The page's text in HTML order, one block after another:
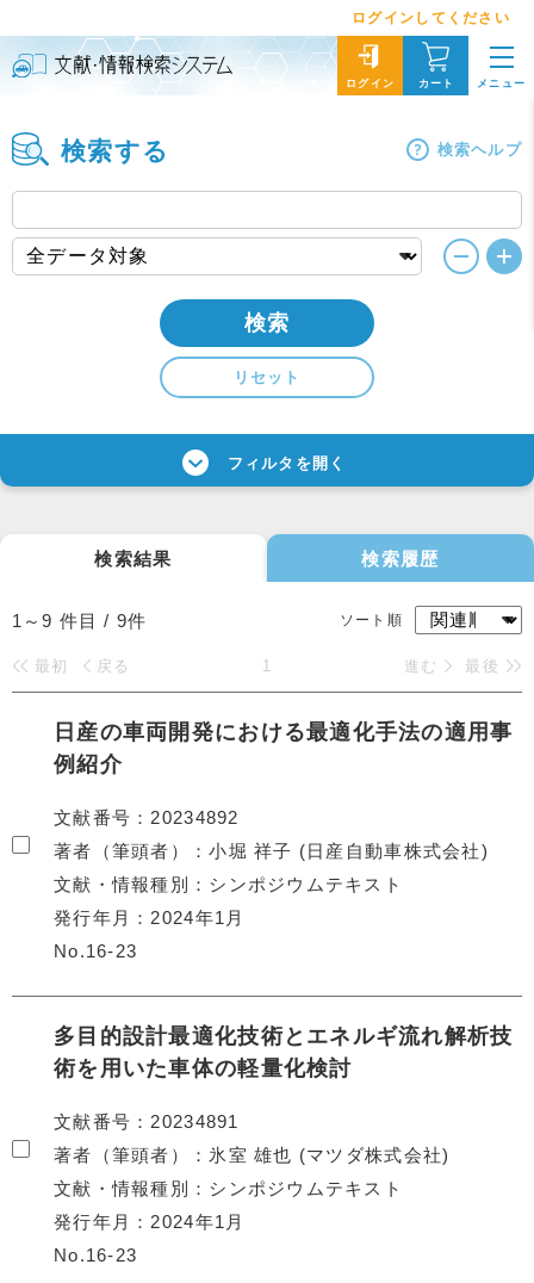
ログインしてください
ログイン カート メニュー
検索する 検索ヘルプ
検索
リセット
フィルタを開く
検索結果 検索履歴
1～9 件目 / 9件 ソート順
最初 戻る 1 進む 最後
日産の車両開発における最適化手法の適用事
例紹介
文献番号
20234892
著者（筆頭者）
小堀 祥子 (日産自動車株式会社)
文献・情報種別
シンポジウムテキスト
発行年月
2024年1月
No.16-23
多目的設計最適化技術とエネルギ流れ解析技
術を用いた車体の軽量化検討
文献番号
20234891
著者（筆頭者）
氷室 雄也 (マツダ株式会社)
文献・情報種別
シンポジウムテキスト
発行年月
2024年1月
No.16-23